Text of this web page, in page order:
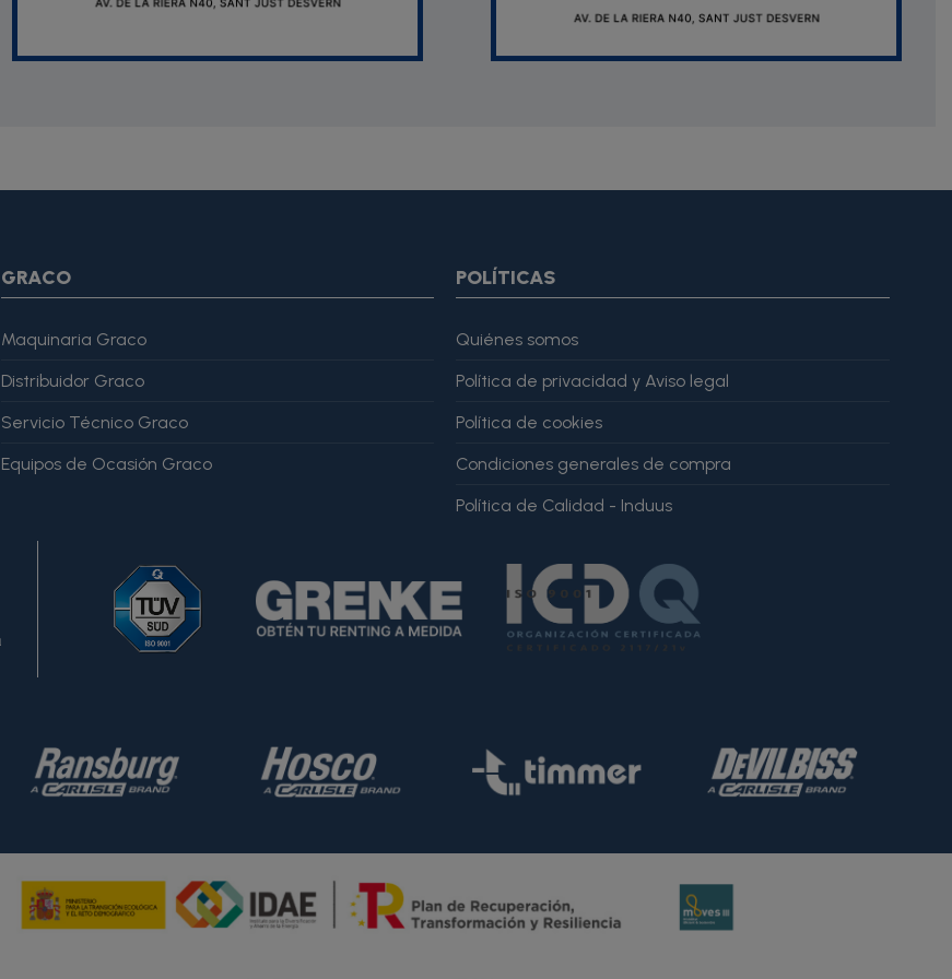
GRACO
Maquinaria Graco
Distribuidor Graco
Servicio Técnico Graco
Equipos de Ocasión Graco
POLÍTICAS
Quiénes somos
Política de privacidad y Aviso legal
Política de cookies
Condiciones generales de compra
Política de Calidad - Induus
Martínez" }, "reviewRating": { "@type": "Rating", "ratingValue": 4, "bestRating": 5 }, "reviewBody": "Este producto